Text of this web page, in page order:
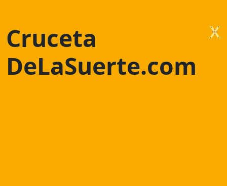
Cruceta
DeLaSuerte.com